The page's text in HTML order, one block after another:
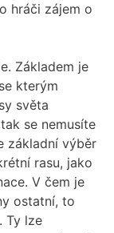
hráči zájem o
Základem je
kterým
světa
se nemusíte
základní výběr
rasu, jako
V čem je
ostatní, to
Ty lze